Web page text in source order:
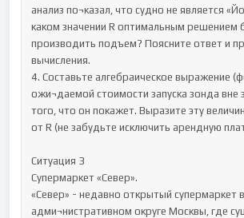
анализ по¬казал, что судно не является
каком значении R оптимальным решением
производить подъем? Поясните ответ и
вычисления.
4. Составьте алгебраическое выражение
ожи¬даемой стоимости запуска зонда вне
того, что он покажет. Выразите эту
от R (не забудьте исключить арендную
Ситуация 3
Супермаркет «Север».
«Север» - недавно открытый супермаркет
адми¬нистративном округе Москвы, где